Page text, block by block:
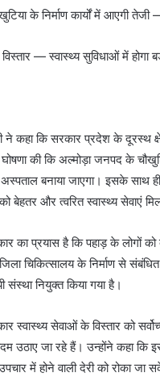
के निर्माण कार्यों में आएगी
— स्वास्थ्य सुविधाओं में होगा
ने कहा कि सरकार प्रदेश के दूरस्थ
की कि अल्मोड़ा जनपद के
बनाया जाएगा। इसके साथ
बेहतर और त्वरित स्वास्थ्य सेवाएं
का प्रयास है कि पहाड़ के लोगों
चिकित्सालय के निर्माण से
संस्था नियुक्त किया गया है।
स्वास्थ्य सेवाओं के विस्तार को
उठाए जा रहे हैं। उन्होंने कहा
में होने वाली देरी को रोका जा